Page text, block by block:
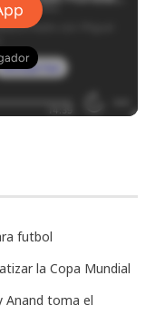
futbol
la Copa Mundial
Anand toma el